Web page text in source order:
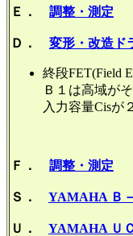
Ｅ． 調整・測定
Ｄ． 変形・改造ド
終段FET(Field
Ｂ１は高域が
入力容量Cisが
Ｆ． 調整・測定
Ｓ． YAMAHA Ｂ
Ｕ． YAMAHA Ｕ